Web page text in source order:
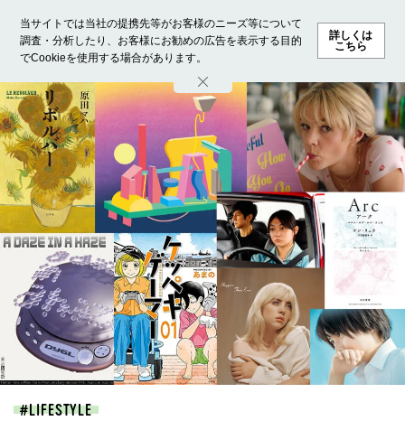
当サイトでは当社の提携先等がお客様のニーズ等について
調査・分析したり、お客様にお勧めの広告を表示する目的
でCookieを使用する場合があります。
詳しくは
こちら
ホーム モデル募集 ランキング ファッション ビューテ
LIFESTYLE